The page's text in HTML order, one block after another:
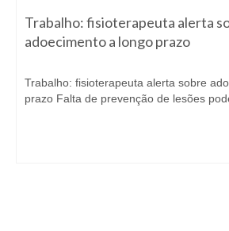
Trabalho: fisioterapeuta alerta
adoecimento a longo prazo
Trabalho: fisioterapeuta alerta sobre
prazo Falta de prevenção de lesões